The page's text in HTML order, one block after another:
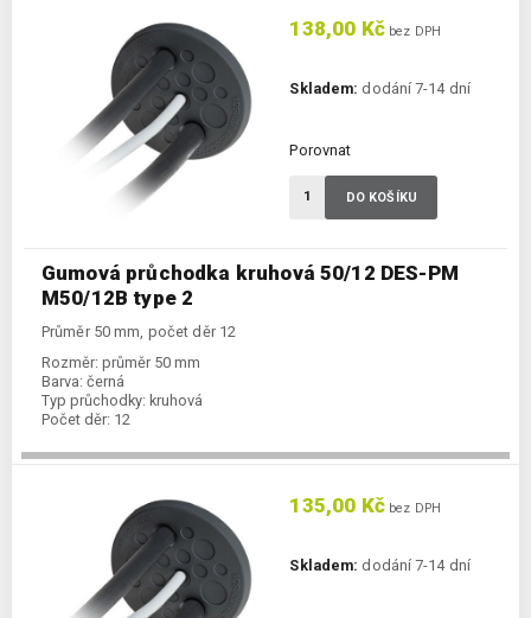
Gumová průchodka kruhová 50/12 DES-PM
M50/12B type 2
Průměr 50 mm, počet děr 12
Rozměr: průměr 50 mm
Barva: černá
Typ průchodky: kruhová
Počet děr: 12
138,00 Kč bez DPH
Skladem: dodání 7-14 dní
Porovnat
DO KOŠÍKU
135,00 Kč bez DPH
Skladem: dodání 7-14 dní